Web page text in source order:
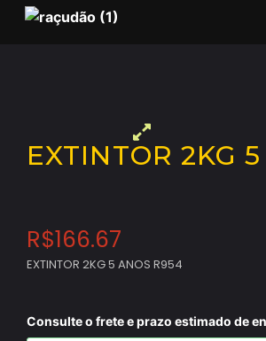
EXTINTOR 2KG
R$166.67
EXTINTOR 2KG 5 ANOS R954
Consulte o frete e prazo estimado de